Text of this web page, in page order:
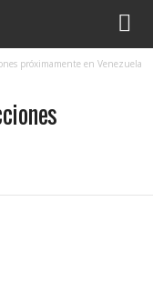
próximamente en Venezuela